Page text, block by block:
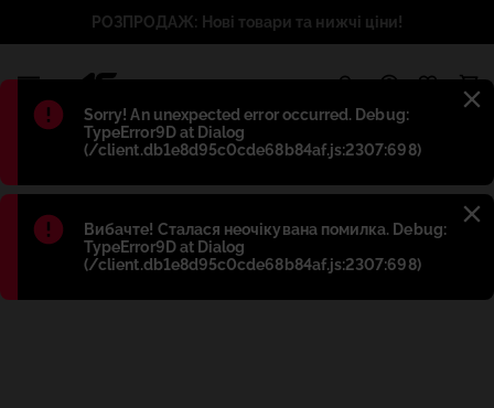
Błąd:
Sorry! An unexpected error occurred. Debug:
TypeError9D at Dialog
(/client.db1e8d95c0cde68b84af.js:2307:698)
Błąd:
Вибачте! Сталася неочікувана помилка. Debug:
TypeError9D at Dialog
(/client.db1e8d95c0cde68b84af.js:2307:698)
РОЗПРОДАЖ: Нові товари та нижчі ціни!